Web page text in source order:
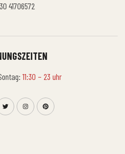
41706572
11:30 – 23 uhr